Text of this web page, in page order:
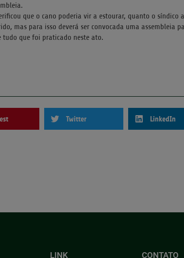
que o cano poderia vir a estourar, quanto o síndico
mas para isso deverá ser convocada uma assembleia
tudo que foi praticado neste ato.
Twitter LinkedIn
LINK CONTATO